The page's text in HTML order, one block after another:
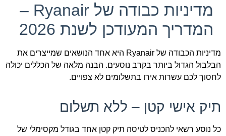
מדיניות כבודה של Ryanair –
המדריך המעודכן לשנת 2026
מדיניות הכבודה של Ryanair היא אחד הנושאים שמייצרים את
הבלבול הגדול ביותר בקרב נוסעים. הבנה מלאה של הכללים יכולה
לחסוך לכם עשרות אירו בתשלומים לא צפויים.
תיק אישי קטן – ללא תשלום
כל נוסע רשאי להכניס לטיסה תיק קטן אחד בגודל מקסימלי של